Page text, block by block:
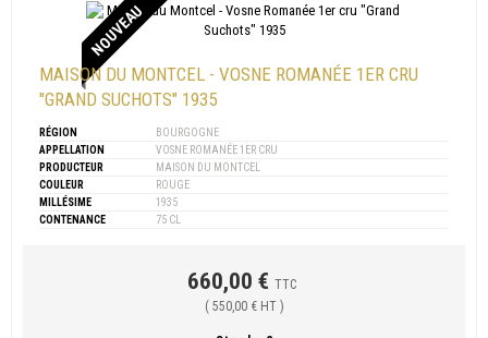
NOUVEAU
MAISON DU MONTCEL - VOSNE ROMANÉE 1ER CRU
"GRAND SUCHOTS" 1935
RÉGION
BOURGOGNE
APPELLATION
VOSNE ROMANÉE 1ER CRU
PRODUCTEUR
MAISON DU MONTCEL
COULEUR
ROUGE
MILLÉSIME
1935
CONTENANCE
75 CL
660,00 € TTC
( 550,00 € HT )